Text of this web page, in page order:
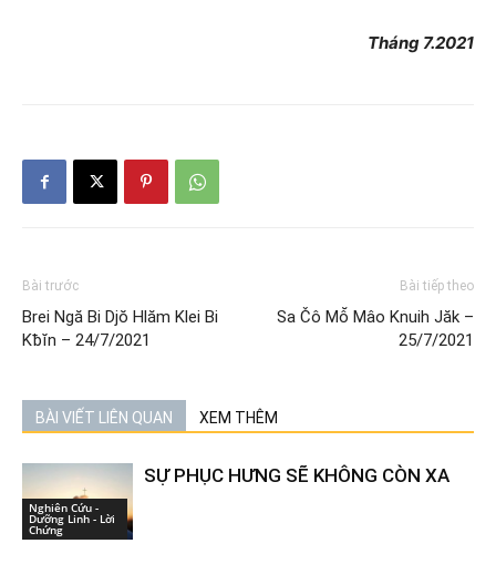
Tháng 7.2021
Bài trước
Brei Ngă Bi Djŏ Hlăm Klei Bi
Kƀĭn – 24/7/2021
Bài tiếp theo
Sa Čô Mô̆ Mâo Knuih Jăk –
25/7/2021
BÀI VIẾT LIÊN QUAN XEM THÊM
Nghiên Cứu -
Dưỡng Linh - Lời
Chứng
SỰ PHỤC HƯNG SẼ KHÔNG CÒN XA